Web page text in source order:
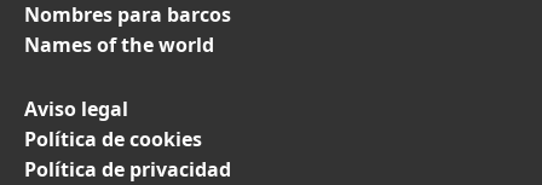
Nombres para barcos
Names of the world
Aviso legal
Política de cookies
Política de privacidad